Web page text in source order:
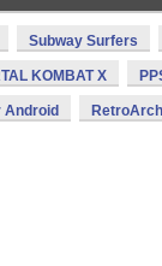
Subway Surfers
KOMBAT X
Android RetroArch